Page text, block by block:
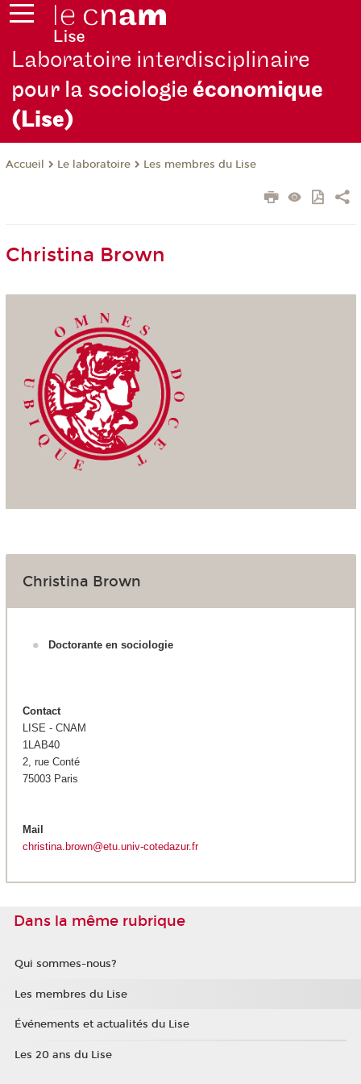
Laboratoire interdisciplinaire
pour la sociologieéconomique
(Lise)
Accueil Le laboratoire Les membres du Lise
Christina Brown
Christina Brown
Doctorante en sociologie
Contact
LISE - CNAM
1LAB40
2, rue Conté
75003 Paris
Mail
christina.brown@etu.univ-cotedazur.fr
Dans la même rubrique
Qui sommes-nous?
Les membres du Lise
Événements et actualités du Lise
Les 20 ans du Lise